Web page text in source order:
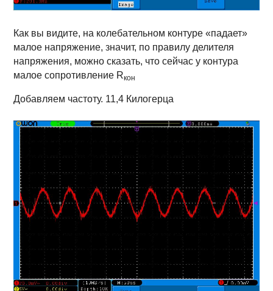
Как вы видите, на колебательном контуре «падает»
малое напряжение, значит, по правилу делителя
напряжения, можно сказать, что сейчас у контура
малое сопротивление Rкон
Добавляем частоту. 11,4 Килогерца